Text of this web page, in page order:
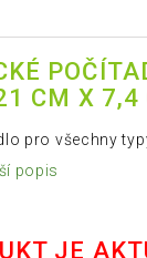
CM X 7,4
pro všechny
popis
JE